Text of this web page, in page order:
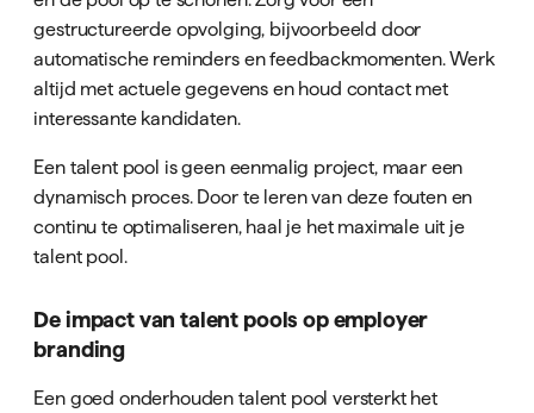
gestructureerde opvolging, bijvoorbeeld door
automatische reminders en feedbackmomenten. Werk
altijd met actuele gegevens en houd contact met
interessante kandidaten.
Een talent pool is geen eenmalig project, maar een
dynamisch proces. Door te leren van deze fouten en
continu te optimaliseren, haal je het maximale uit je
talent pool.
De impact van talent pools op employer
branding
Een goed onderhouden talent pool versterkt het